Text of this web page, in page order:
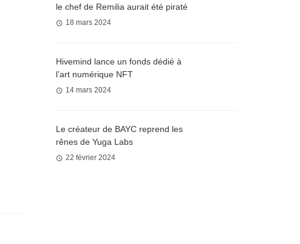
le chef de Remilia aurait été piraté
18 mars 2024
Hivemind lance un fonds dédié à
l’art numérique NFT
14 mars 2024
Le créateur de BAYC reprend les
rênes de Yuga Labs
22 février 2024